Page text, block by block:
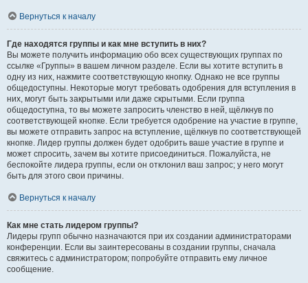
Вернуться к началу
Где находятся группы и как мне вступить в них?
Вы можете получить информацию обо всех существующих группах по
ссылке «Группы» в вашем личном разделе. Если вы хотите вступить в
одну из них, нажмите соответствующую кнопку. Однако не все группы
общедоступны. Некоторые могут требовать одобрения для вступления в
них, могут быть закрытыми или даже скрытыми. Если группа
общедоступна, то вы можете запросить членство в ней, щёлкнув по
соответствующей кнопке. Если требуется одобрение на участие в группе,
вы можете отправить запрос на вступление, щёлкнув по соответствующей
кнопке. Лидер группы должен будет одобрить ваше участие в группе и
может спросить, зачем вы хотите присоединиться. Пожалуйста, не
беспокойте лидера группы, если он отклонил ваш запрос; у него могут
быть для этого свои причины.
Вернуться к началу
Как мне стать лидером группы?
Лидеры групп обычно назначаются при их создании администраторами
конференции. Если вы заинтересованы в создании группы, сначала
свяжитесь с администратором; попробуйте отправить ему личное
сообщение.